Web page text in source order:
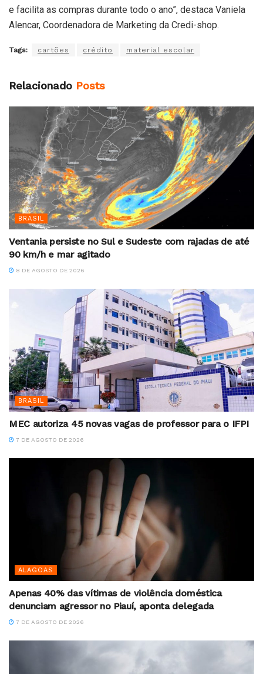
e facilita as compras durante todo o ano”, destaca Vaniela
Alencar, Coordenadora de Marketing da Credi-shop.
Tags: cartões crédito material escolar
Relacionado Posts
BRASIL
Ventania persiste no Sul e Sudeste com rajadas de até
90 km/h e mar agitado
8 DE AGOSTO DE 2026
BRASIL
MEC autoriza 45 novas vagas de professor para o IFPI
7 DE AGOSTO DE 2026
ALAGOAS
Apenas 40% das vítimas de violência doméstica
denunciam agressor no Piauí, aponta delegada
7 DE AGOSTO DE 2026